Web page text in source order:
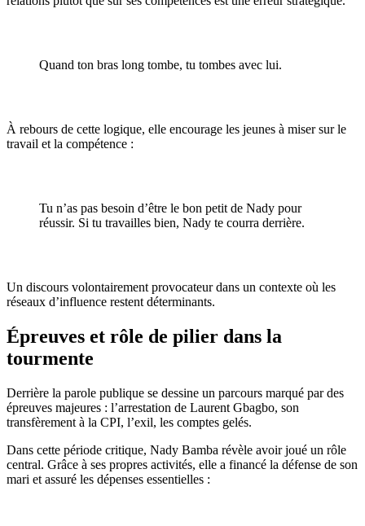
Quand ton bras long tombe, tu tombes avec lui.
À rebours de cette logique, elle encourage les jeunes à miser sur le
travail et la compétence :
Tu n’as pas besoin d’être le bon petit de Nady pour
réussir. Si tu travailles bien, Nady te courra derrière.
Un discours volontairement provocateur dans un contexte où les
réseaux d’influence restent déterminants.
Épreuves et rôle de pilier dans la
tourmente
Derrière la parole publique se dessine un parcours marqué par des
épreuves majeures : l’arrestation de Laurent Gbagbo, son
transfèrement à la CPI, l’exil, les comptes gelés.
Dans cette période critique, Nady Bamba révèle avoir joué un rôle
central. Grâce à ses propres activités, elle a financé la défense de son
mari et assuré les dépenses essentielles :